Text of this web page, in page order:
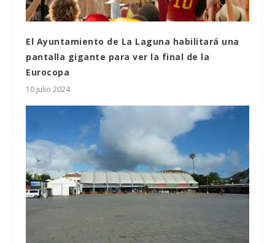
El Ayuntamiento de La Laguna habilitará una
pantalla gigante para ver la final de la
Eurocopa
10 julio 2024